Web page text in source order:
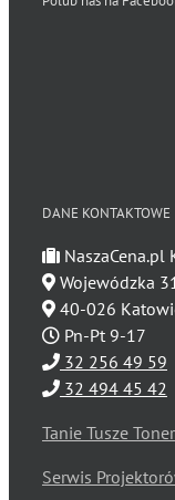
DANE KONTAKTOWE
NaszaCena.pl
Wojewódzka
40-026
Pn-Pt 9-17
32 256 49 59
32 494 45 42
Tanie Tusze
Serwis